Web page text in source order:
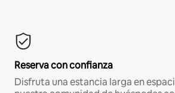
Reserva con confianza
Disfruta una estancia larga en